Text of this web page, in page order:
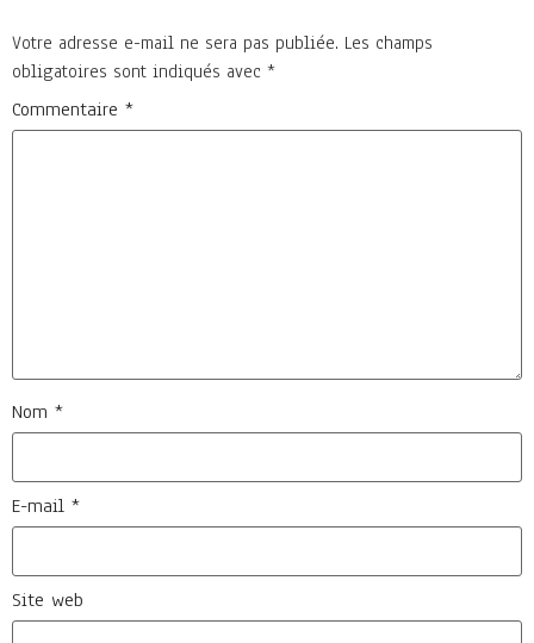
Votre adresse e-mail ne sera pas publiée. Les champs
obligatoires sont indiqués avec *
Commentaire *
Nom *
E-mail *
Site web